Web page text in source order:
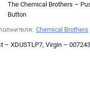
The Chemical Brothers –
Button
Chemical Brothers
– XDUSTLP7, Virgin –